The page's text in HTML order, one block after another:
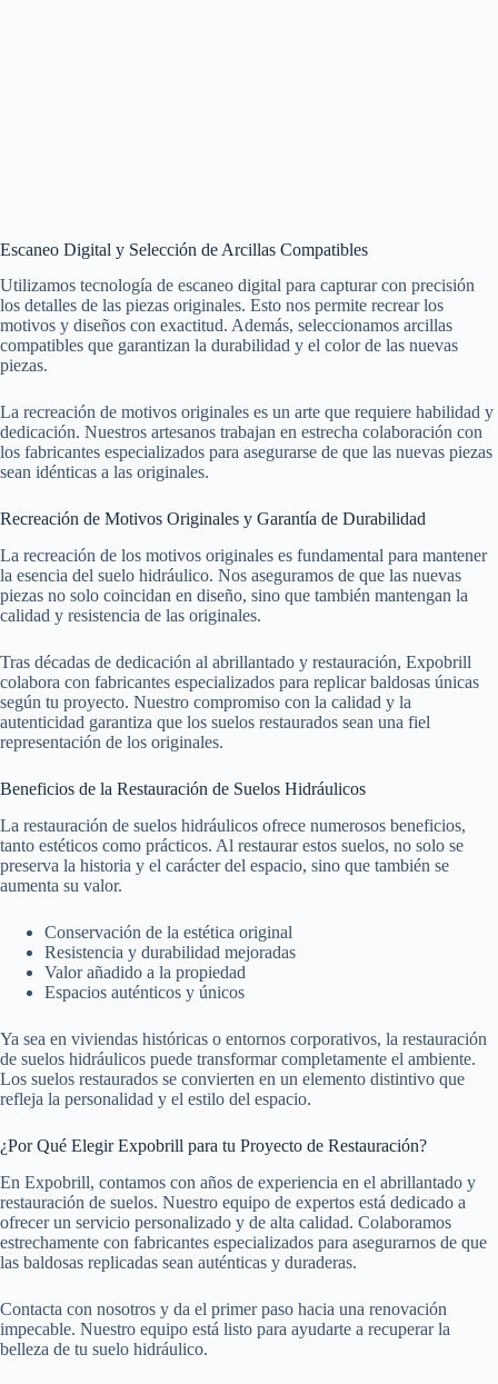
Escaneo Digital y Selección de Arcillas Compatibles
Utilizamos tecnología de escaneo digital para capturar con precisión
los detalles de las piezas originales. Esto nos permite recrear los
motivos y diseños con exactitud. Además, seleccionamos arcillas
compatibles que garantizan la durabilidad y el color de las nuevas
piezas.
La recreación de motivos originales es un arte que requiere habilidad y
dedicación. Nuestros artesanos trabajan en estrecha colaboración con
los fabricantes especializados para asegurarse de que las nuevas piezas
sean idénticas a las originales.
Recreación de Motivos Originales y Garantía de Durabilidad
La recreación de los motivos originales es fundamental para mantener
la esencia del suelo hidráulico. Nos aseguramos de que las nuevas
piezas no solo coincidan en diseño, sino que también mantengan la
calidad y resistencia de las originales.
Tras décadas de dedicación al abrillantado y restauración, Expobrill
colabora con fabricantes especializados para replicar baldosas únicas
según tu proyecto. Nuestro compromiso con la calidad y la
autenticidad garantiza que los suelos restaurados sean una fiel
representación de los originales.
Beneficios de la Restauración de Suelos Hidráulicos
La restauración de suelos hidráulicos ofrece numerosos beneficios,
tanto estéticos como prácticos. Al restaurar estos suelos, no solo se
preserva la historia y el carácter del espacio, sino que también se
aumenta su valor.
Conservación de la estética original
Resistencia y durabilidad mejoradas
Valor añadido a la propiedad
Espacios auténticos y únicos
Ya sea en viviendas históricas o entornos corporativos, la restauración
de suelos hidráulicos puede transformar completamente el ambiente.
Los suelos restaurados se convierten en un elemento distintivo que
refleja la personalidad y el estilo del espacio.
¿Por Qué Elegir Expobrill para tu Proyecto de Restauración?
En Expobrill, contamos con años de experiencia en el abrillantado y
restauración de suelos. Nuestro equipo de expertos está dedicado a
ofrecer un servicio personalizado y de alta calidad. Colaboramos
estrechamente con fabricantes especializados para asegurarnos de que
las baldosas replicadas sean auténticas y duraderas.
Contacta con nosotros y da el primer paso hacia una renovación
impecable. Nuestro equipo está listo para ayudarte a recuperar la
belleza de tu suelo hidráulico.